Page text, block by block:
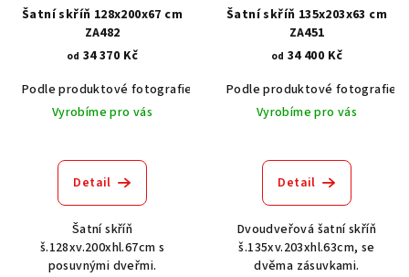
Šatní skříň 128x200x67 cm
ZA482
od 34 370 Kč
Podle produktové fotografie
Akát vintage BT1551
Dub světlý
Vyrobíme pro vás
Detail
Šatní skříň
š.128xv.200xhl.67cm s
posuvnými dveřmi.
Šatní skříň 135x203x63 cm
ZA451
od 34 400 Kč
Podle produktové fotografie
Vyrobíme pro vás
Detail
Dvoudveřová šatní skříň
š.135xv.203xhl.63cm, se
dvěma zásuvkami.